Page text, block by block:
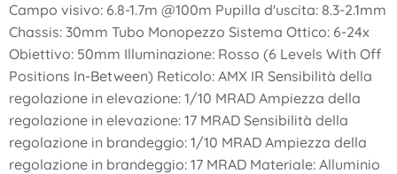
Campo visivo: 6.8-1.7m @100m Pupilla d'uscita: 8.3-2.1mm
Chassis: 30mm Tubo Monopezzo Sistema Ottico: 6-24x
Obiettivo: 50mm Illuminazione: Rosso (6 Levels With Off
Positions In-Between) Reticolo: AMX IR Sensibilità della
regolazione in elevazione: 1/10 MRAD Ampiezza della
regolazione in elevazione: 17 MRAD Sensibilità della
regolazione in brandeggio: 1/10 MRAD Ampiezza della
regolazione in brandeggio: 17 MRAD Materiale: Alluminio